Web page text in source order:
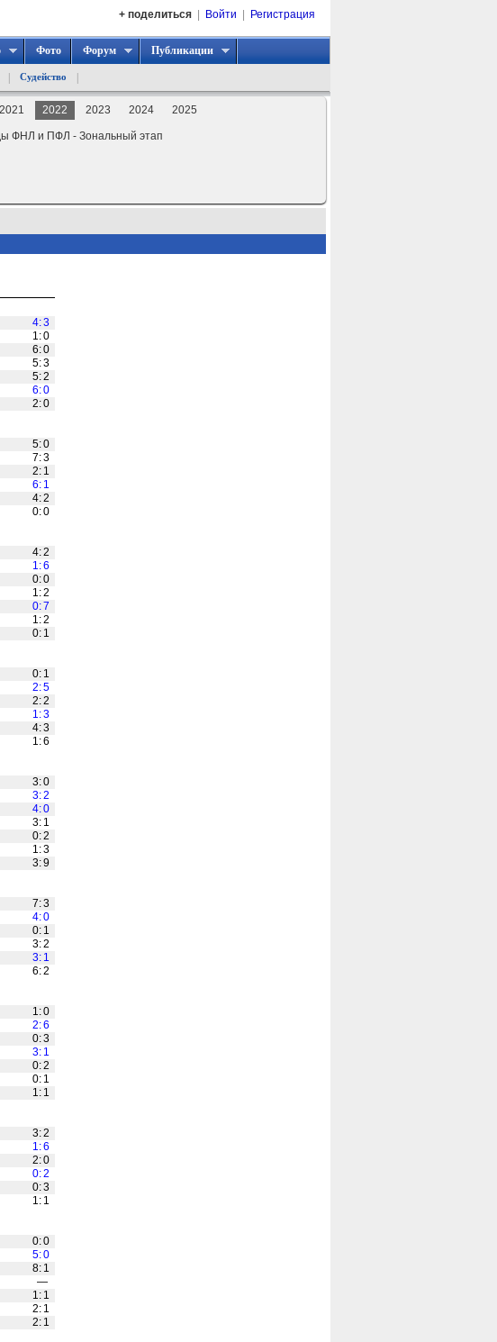
Регистрация
Войти
+ поделиться
Судейство
Фото Форум Публикации
2021 2022 2023 2024 2025
ФНЛ и ПФЛ - Зональный этап
4:3
1:0
6:0
5:3
5:2
6:0
2:0
5:0
7:3
2: 1
6: 1
4:2
0:0
4:2
1:6
0:0
1:2
0:7
1:2
0: 1
0: 1
2:5
2:2
1:3
4:3
1:6
3:0
3:2
4:0
3: 1
0:2
1:3
3:9
7:3
4:0
0: 1
3:2
3: 1
6:2
1:0
2:6
0:3
3: 1
0:2
0: 1
1: 1
3:2
1:6
2:0
0:2
0:3
1: 1
0:0
5:0
8: 1
—
1: 1
2: 1
2: 1